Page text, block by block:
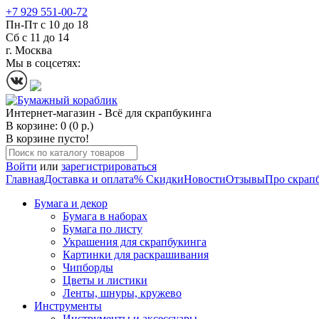
+7 929 551-00-72
Пн-Пт с 10 до 18
Сб с 11 до 14
г. Москва
Мы в соцсетях:
Интернет-магазин - Всё для скрапбукинга
В корзине: 0 (0 р.)
В корзине пусто!
Войти или зарегистрироваться
ГлавнаяДоставка и оплата% СкидкиНовостиОтзывыПро
Бумага и декор
Бумага в наборах
Бумага по листу
Украшения для скрапбукинга
Картинки для раскрашивания
Чипборды
Цветы и листики
Ленты, шнуры, кружево
Инструменты